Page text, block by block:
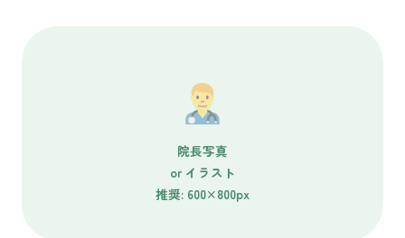
院長写真
or イラスト
推奨: 600×800px